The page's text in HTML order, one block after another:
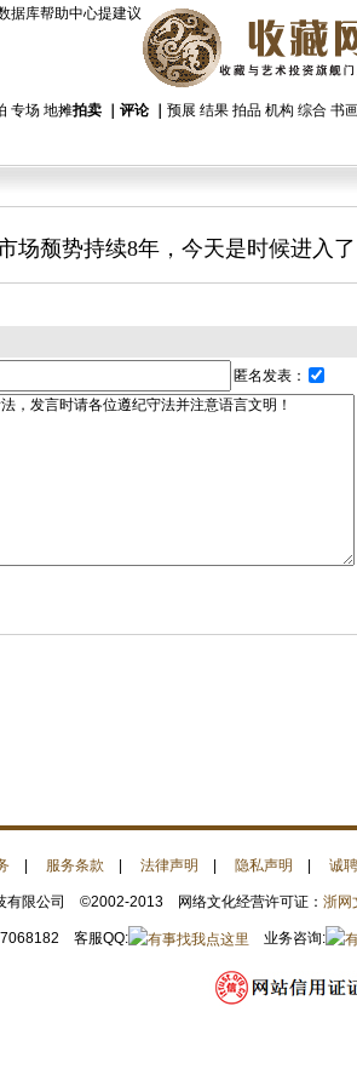
提建议
帮助中心
据库
专场 地摊拍卖 预展 结果 拍品 机构
评论｜ 综合 书
场颓势持续8年，今天是时候进入了
匿名发表：
服务条款 法律声明 隐私声明 诚
有限公司 ©2002-2013 网络文化经营许可证： 浙网
客服QQ: 业务咨询: